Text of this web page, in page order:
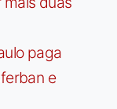
paga
e